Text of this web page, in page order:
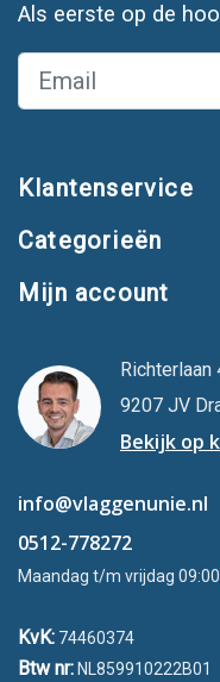
Als eerste op de
Klantenservice
Categorieën
Mijn account
Richterlaan
9207 JV
Bekijk op
info@vlaggenunie.nl
0512-778272
Maandag t/m vrijdag
KvK: 74460374
Btw nr: NL859910222B01